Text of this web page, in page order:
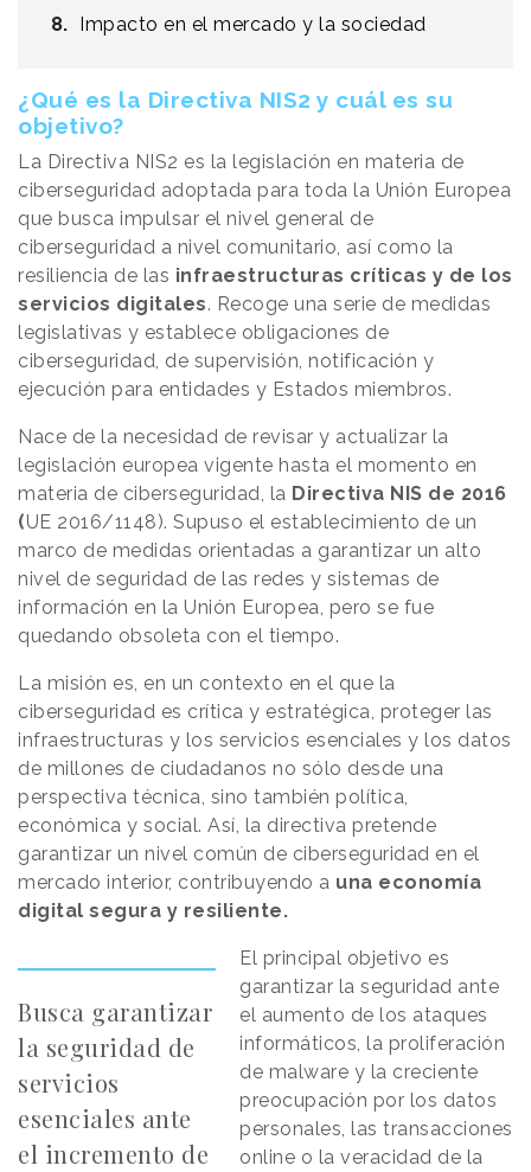
Impacto en el mercado y la sociedad
¿Qué es la Directiva NIS2 y cuál es su
objetivo?
La Directiva NIS2 es la legislación en materia de
ciberseguridad adoptada para toda la Unión Europea
que busca impulsar el nivel general de
ciberseguridad a nivel comunitario, así como la
resiliencia de las infraestructuras críticas y de los
servicios digitales. Recoge una serie de medidas
legislativas y establece obligaciones de
ciberseguridad, de supervisión, notificación y
ejecución para entidades y Estados miembros.
Nace de la necesidad de revisar y actualizar la
legislación europea vigente hasta el momento en
materia de ciberseguridad, la Directiva NIS de 2016
(UE 2016/1148). Supuso el establecimiento de un
marco de medidas orientadas a garantizar un alto
nivel de seguridad de las redes y sistemas de
información en la Unión Europea, pero se fue
quedando obsoleta con el tiempo.
La misión es, en un contexto en el que la
ciberseguridad es crítica y estratégica, proteger las
infraestructuras y los servicios esenciales y los datos
de millones de ciudadanos no sólo desde una
perspectiva técnica, sino también política,
económica y social. Así, la directiva pretende
garantizar un nivel común de ciberseguridad en el
mercado interior, contribuyendo a una economía
digital segura y resiliente.
Busca garantizar
la seguridad de
servicios
esenciales ante
el incremento de
El principal objetivo es
garantizar la seguridad ante
el aumento de los ataques
informáticos, la proliferación
de malware y la creciente
preocupación por los datos
personales, las transacciones
online o la veracidad de la